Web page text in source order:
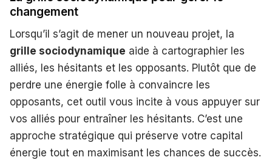
changement
Lorsqu’il s’agit de mener un nouveau projet, la
grille sociodynamique aide à cartographier les
alliés, les hésitants et les opposants. Plutôt que de
perdre une énergie folle à convaincre les
opposants, cet outil vous incite à vous appuyer sur
vos alliés pour entraîner les hésitants. C’est une
approche stratégique qui préserve votre capital
énergie tout en maximisant les chances de succès.